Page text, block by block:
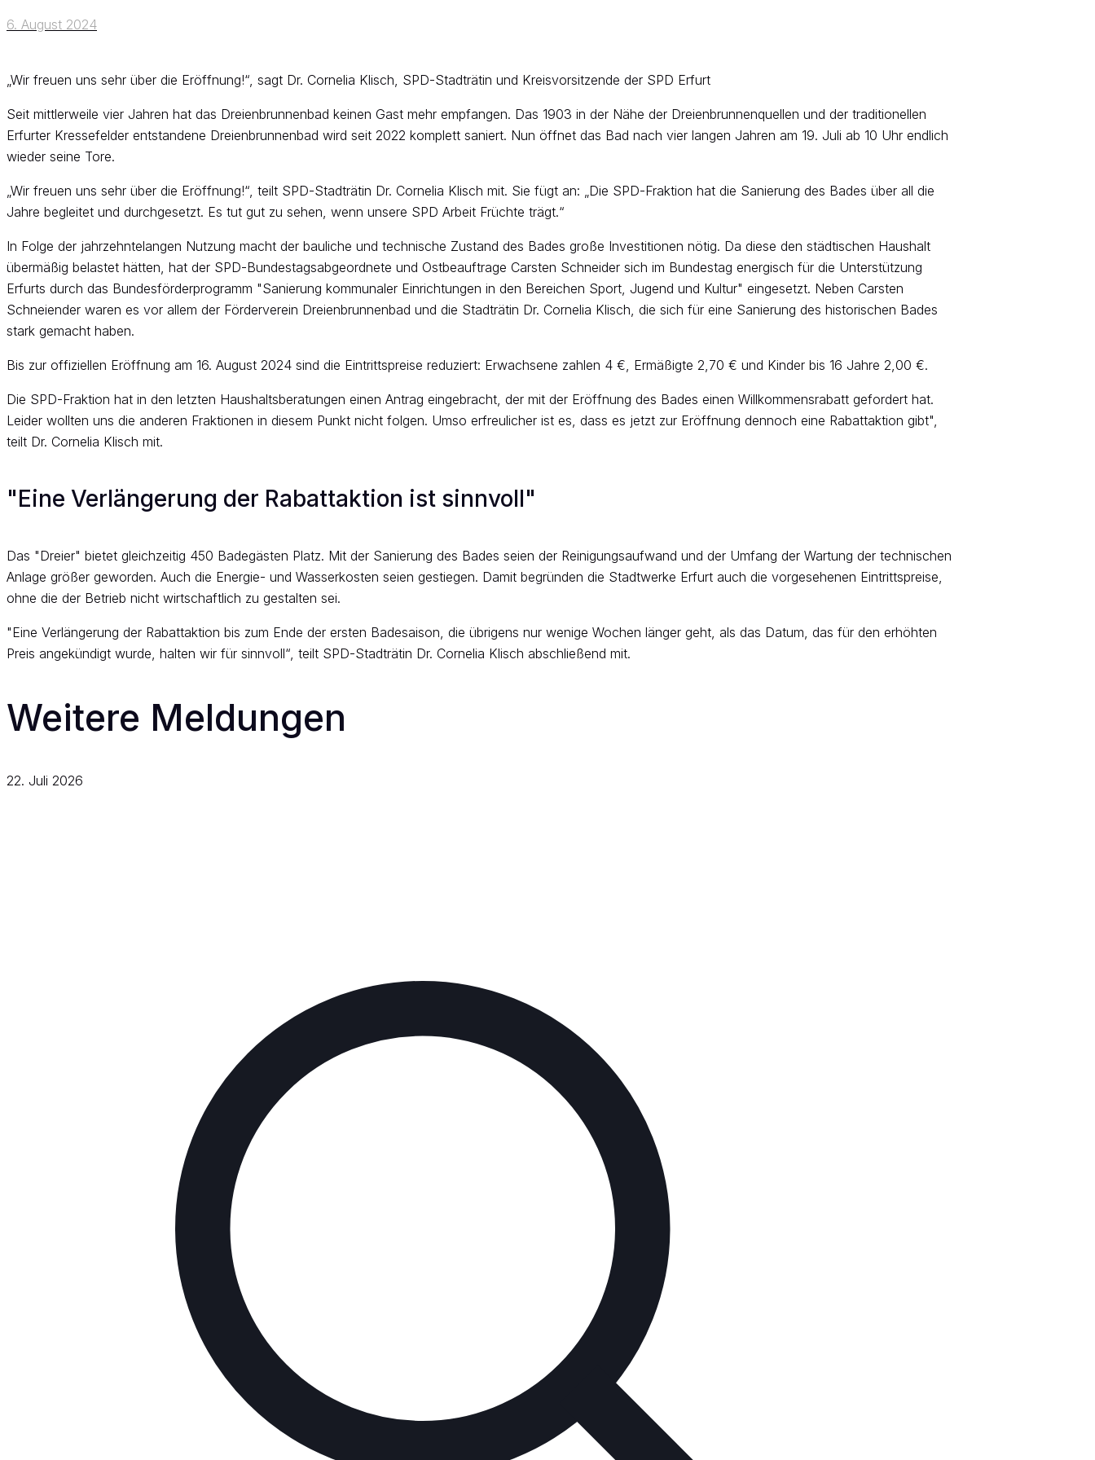
6. August 2024
„Wir freuen uns sehr über die Eröffnung!“, sagt Dr. Cornelia Klisch, SPD-Stadträtin und Kreisvorsitzende der SPD Erfurt
Seit mittlerweile vier Jahren hat das Dreienbrunnenbad keinen Gast mehr empfangen. Das 1903 in der Nähe der Dreienbrunnenquellen und der traditionellen
Erfurter Kressefelder entstandene Dreienbrunnenbad wird seit 2022 komplett saniert. Nun öffnet das Bad nach vier langen Jahren am 19. Juli ab 10 Uhr endlich
wieder seine Tore.
„Wir freuen uns sehr über die Eröffnung!“, teilt SPD-Stadträtin Dr. Cornelia Klisch mit. Sie fügt an: „Die SPD-Fraktion hat die Sanierung des Bades über all die
Jahre begleitet und durchgesetzt. Es tut gut zu sehen, wenn unsere SPD Arbeit Früchte trägt.“
In Folge der jahrzehntelangen Nutzung macht der bauliche und technische Zustand des Bades große Investitionen nötig. Da diese den städtischen Haushalt
übermäßig belastet hätten, hat der SPD-Bundestagsabgeordnete und Ostbeauftrage Carsten Schneider sich im Bundestag energisch für die Unterstützung
Erfurts durch das Bundesförderprogramm "Sanierung kommunaler Einrichtungen in den Bereichen Sport, Jugend und Kultur" eingesetzt. Neben Carsten
Schneiender waren es vor allem der Förderverein Dreienbrunnenbad und die Stadträtin Dr. Cornelia Klisch, die sich für eine Sanierung des historischen Bades
stark gemacht haben.
Bis zur offiziellen Eröffnung am 16. August 2024 sind die Eintrittspreise reduziert: Erwachsene zahlen 4 €, Ermäßigte 2,70 € und Kinder bis 16 Jahre 2,00 €.
Die SPD-Fraktion hat in den letzten Haushaltsberatungen einen Antrag eingebracht, der mit der Eröffnung des Bades einen Willkommensrabatt gefordert hat.
Leider wollten uns die anderen Fraktionen in diesem Punkt nicht folgen. Umso erfreulicher ist es, dass es jetzt zur Eröffnung dennoch eine Rabattaktion gibt",
teilt Dr. Cornelia Klisch mit.
"Eine Verlängerung der Rabattaktion ist sinnvoll"
Das "Dreier" bietet gleichzeitig 450 Badegästen Platz. Mit der Sanierung des Bades seien der Reinigungsaufwand und der Umfang der Wartung der technischen
Anlage größer geworden. Auch die Energie- und Wasserkosten seien gestiegen. Damit begründen die Stadtwerke Erfurt auch die vorgesehenen Eintrittspreise,
ohne die der Betrieb nicht wirtschaftlich zu gestalten sei.
"Eine Verlängerung der Rabattaktion bis zum Ende der ersten Badesaison, die übrigens nur wenige Wochen länger geht, als das Datum, das für den erhöhten
Preis angekündigt wurde, halten wir für sinnvoll“, teilt SPD-Stadträtin Dr. Cornelia Klisch abschließend mit.
Weitere Meldungen
22. Juli 2026